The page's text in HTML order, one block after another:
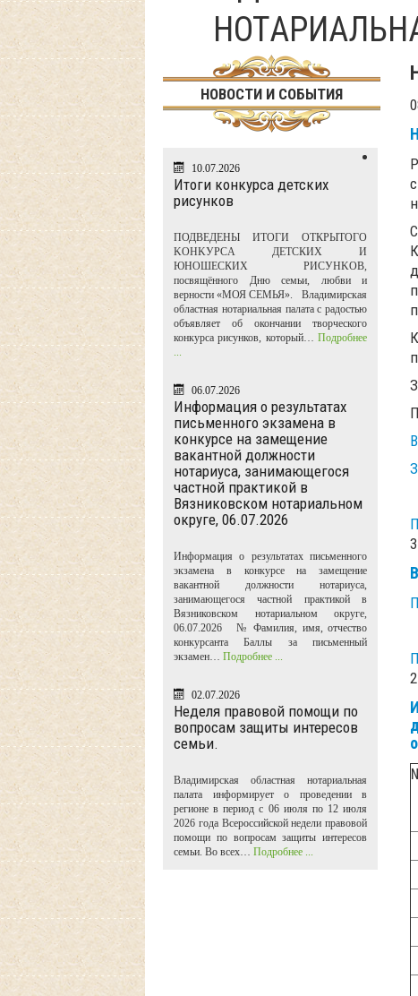
НОВОСТИ И СОБЫТИЯ
10.07.2026
Итоги конкурса детских
рисунков
ПОДВЕДЕНЫ ИТОГИ ОТКРЫТОГО
KOHKУPCA ДЕТСКИХ И
ЮНОШЕСКИХ PИCУHKOB,
посвящённого Дню семьи, любви и
верности «МОЯ СЕМЬЯ». Владимирская
областная нотариальная палата с радостью
объявляет об окончании творческого
конкурса рисунков, который… Подробнее
...
06.07.2026
Информация о результатах
письменного экзамена в
конкурсе на замещение
вакантной должности
нотариуса, занимающегося
частной практикой в
Вязниковском нотариальном
округе, 06.07.2026
Информация о результатах письменного
экзамена в конкурсе на замещение
вакантной должности нотариуса,
занимающегося частной практикой в
Вязниковском нотариальном округе,
06.07.2026 № Фамилия, имя, отчество
конкурсанта Баллы за письменный
экзамен… Подробнее ...
02.07.2026
Неделя правовой помощи по
вопросам защиты интересов
семьи.
Владимирская областная нотариальная
палата информирует о проведении в
регионе в период с 06 июля по 12 июля
2026 года Всероссийской недели правовой
помощи по вопросам защиты интересов
семьи. Во всех… Подробнее ...